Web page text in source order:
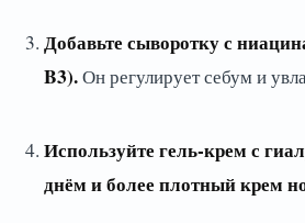
Добавьте сыворотку с
B3).Он регулирует себум и
Используйте гель-крем с
днём и более плотный крем